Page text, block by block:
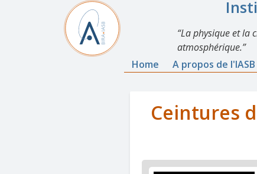
La physique et la
atmosphérique.
Home
A propos de l'IASB
Ceintures